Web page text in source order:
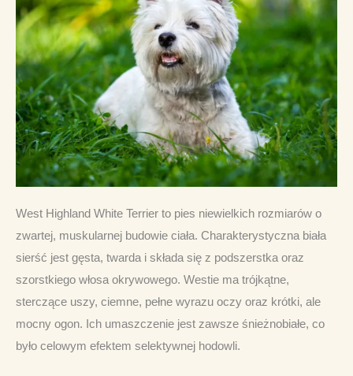
West Highland White Terrier to pies niewielkich rozmiarów o
zwartej, muskularnej budowie ciała. Charakterystyczna biała
sierść jest gęsta, twarda i składa się z podszerstka oraz
szorstkiego włosa okrywowego. Westie ma trójkątne,
sterczące uszy, ciemne, pełne wyrazu oczy oraz krótki, ale
mocny ogon. Ich umaszczenie jest zawsze śnieżnobiałe, co
było celowym efektem selektywnej hodowli.